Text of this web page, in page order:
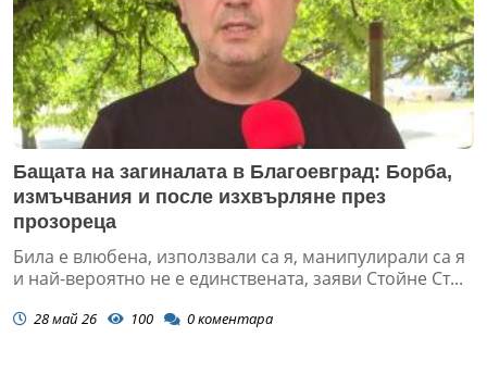
Бащата на загиналата в Благоевград: Борба,
измъчвания и после изхвърляне през
прозореца
Била е влюбена, използвали са я, манипулирали са я
и най-вероятно не е единствената, заяви Стойне Ст...
28 май 26 100 0коментара